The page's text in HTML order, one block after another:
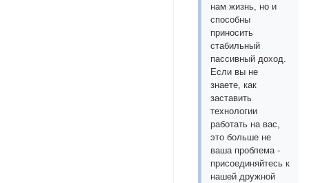
нам жизнь, но и
способны
приносить
стабильный
пассивный доход.
Если вы не
знаете, как
заставить
технологии
работать на вас,
это больше не
ваша проблема -
присоединяйтесь к
нашей дружной